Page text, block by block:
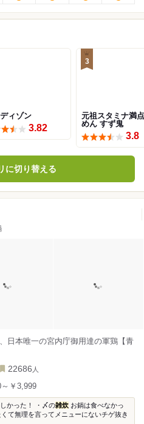
ィゾン
3.82
3
元祖スタミナ満
めん すず鬼
3.8
に切り替える
日本唯一の宮内庁御用達の軍鶏【青
22686 人
～￥3,999
かった！ ・〆の雑炊 お鍋は食べなかっ
て無理を言ってメニューにないチゲ抜き